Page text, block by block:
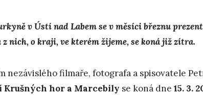
v Ústí nad Labem se v měsíci březnu
nich, o kraji, ve kterém žijeme, se koná již zítra.
nezávislého filmaře, fotografa a spisovatele
Krušných hor a Marcebily se koná dne 15. 3.